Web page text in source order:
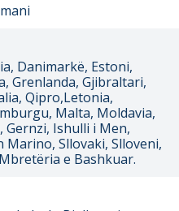
Danimarkë, Estoni,
Grenlanda, Gjibraltari,
Qipro,Letonia,
Malta, Moldavia,
Ishulli i Men,
Marino, Sllovaki, Slloveni,
e Bashkuar.